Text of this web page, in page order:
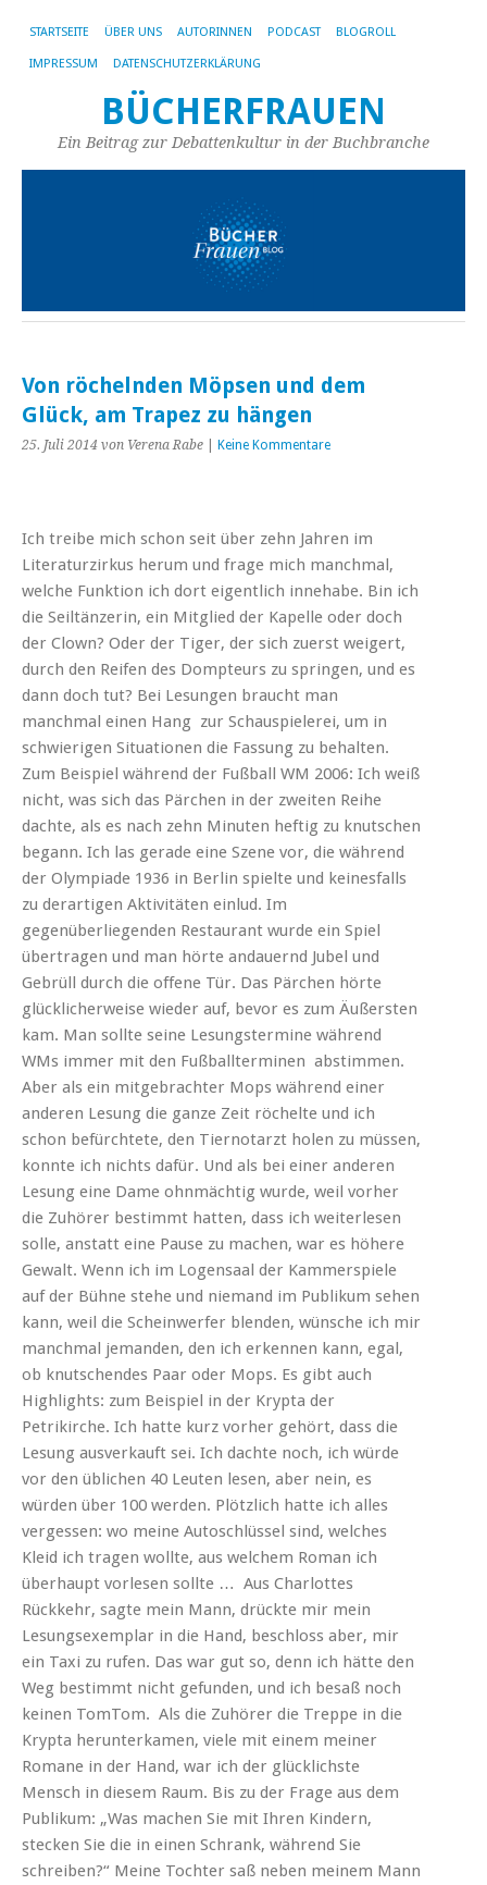
STARTSEITE ÜBER UNS AUTORINNEN PODCAST BLOGROLL
IMPRESSUM DATENSCHUTZERKLÄRUNG
BÜCHERFRAUEN
Ein Beitrag zur Debattenkultur in der Buchbranche
Von röchelnden Möpsen und dem
Glück, am Trapez zu hängen
25. Juli 2014 von Verena Rabe Keine Kommentare
Ich treibe mich schon seit über zehn Jahren im
Literaturzirkus herum und frage mich manchmal,
welche Funktion ich dort eigentlich innehabe. Bin ich
die Seiltänzerin, ein Mitglied der Kapelle oder doch
der Clown? Oder der Tiger, der sich zuerst weigert,
durch den Reifen des Dompteurs zu springen, und es
dann doch tut? Bei Lesungen braucht man
manchmal einen Hang zur Schauspielerei, um in
schwierigen Situationen die Fassung zu behalten.
Zum Beispiel während der Fußball WM 2006: Ich weiß
nicht, was sich das Pärchen in der zweiten Reihe
dachte, als es nach zehn Minuten heftig zu knutschen
begann. Ich las gerade eine Szene vor, die während
der Olympiade 1936 in Berlin spielte und keinesfalls
zu derartigen Aktivitäten einlud. Im
gegenüberliegenden Restaurant wurde ein Spiel
übertragen und man hörte andauernd Jubel und
Gebrüll durch die offene Tür. Das Pärchen hörte
glücklicherweise wieder auf, bevor es zum Äußersten
kam. Man sollte seine Lesungstermine während
WMs immer mit den Fußballterminen abstimmen.
Aber als ein mitgebrachter Mops während einer
anderen Lesung die ganze Zeit röchelte und ich
schon befürchtete, den Tiernotarzt holen zu müssen,
konnte ich nichts dafür. Und als bei einer anderen
Lesung eine Dame ohnmächtig wurde, weil vorher
die Zuhörer bestimmt hatten, dass ich weiterlesen
solle, anstatt eine Pause zu machen, war es höhere
Gewalt. Wenn ich im Logensaal der Kammerspiele
auf der Bühne stehe und niemand im Publikum sehen
kann, weil die Scheinwerfer blenden, wünsche ich mir
manchmal jemanden, den ich erkennen kann, egal,
ob knutschendes Paar oder Mops. Es gibt auch
Highlights: zum Beispiel in der Krypta der
Petrikirche. Ich hatte kurz vorher gehört, dass die
Lesung ausverkauft sei. Ich dachte noch, ich würde
vor den üblichen 40 Leuten lesen, aber nein, es
würden über 100 werden. Plötzlich hatte ich alles
vergessen: wo meine Autoschlüssel sind, welches
Kleid ich tragen wollte, aus welchem Roman ich
überhaupt vorlesen sollte … Aus Charlottes
Rückkehr, sagte mein Mann, drückte mir mein
Lesungsexemplar in die Hand, beschloss aber, mir
ein Taxi zu rufen. Das war gut so, denn ich hätte den
Weg bestimmt nicht gefunden, und ich besaß noch
keinen TomTom. Als die Zuhörer die Treppe in die
Krypta herunterkamen, viele mit einem meiner
Romane in der Hand, war ich der glücklichste
Mensch in diesem Raum. Bis zu der Frage aus dem
Publikum: „Was machen Sie mit Ihren Kindern,
stecken Sie die in einen Schrank, während Sie
schreiben?“ Meine Tochter saß neben meinem Mann